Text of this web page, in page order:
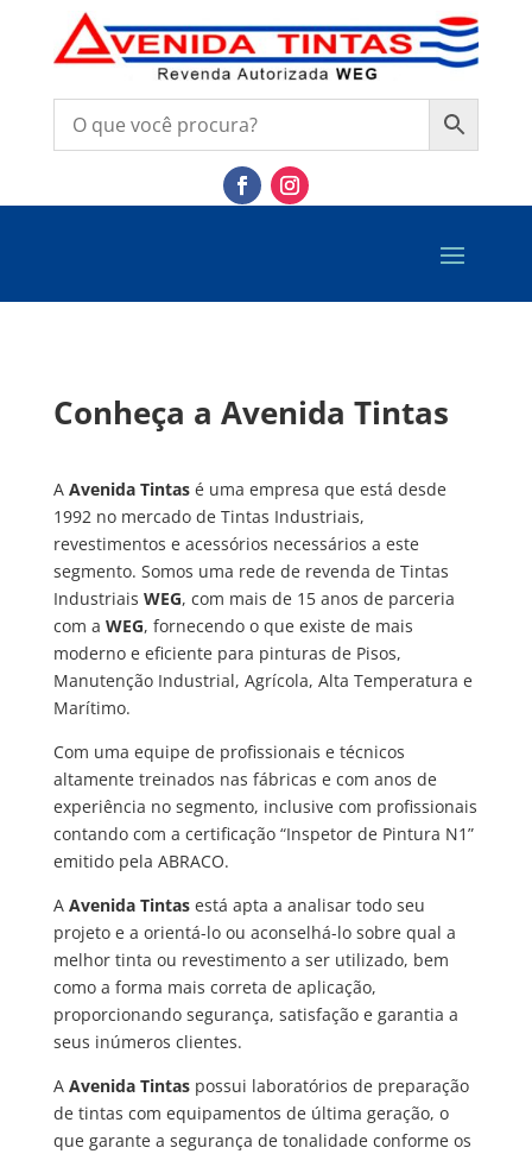
Conheça a Avenida Tintas
A Avenida Tintasé uma empresa que está desde
1992 no mercado de Tintas Industriais,
revestimentos e acessórios necessários a este
segmento. Somos uma rede de revenda de Tintas
Industriais WEG, com mais de 15 anos de parceria
com a WEG, fornecendo o que existe de mais
moderno e eficiente para pinturas de Pisos,
Manutenção Industrial, Agrícola, Alta Temperatura e
Marítimo.
Com uma equipe de profissionais e técnicos
altamente treinados nas fábricas e com anos de
experiência no segmento, inclusive com profissionais
contando com a certificação “Inspetor de Pintura N1”
emitido pela ABRACO.
A Avenida Tintasestá apta a analisar todo seu
projeto e a orientá-lo ou aconselhá-lo sobre qual a
melhor tinta ou revestimento a ser utilizado, bem
como a forma mais correta de aplicação,
proporcionando segurança, satisfação e garantia a
seus inúmeros clientes.
A Avenida Tintaspossui laboratórios de preparação
de tintas com equipamentos de última geração, o
que garante a segurança de tonalidade conforme os